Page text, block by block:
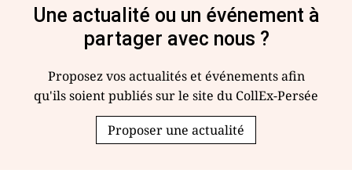
Une actualité ou un événement à
partager avec nous ?
Proposez vos actualités et événements afin
qu'ils soient publiés sur le site du CollEx-Persée
Proposer une actualité